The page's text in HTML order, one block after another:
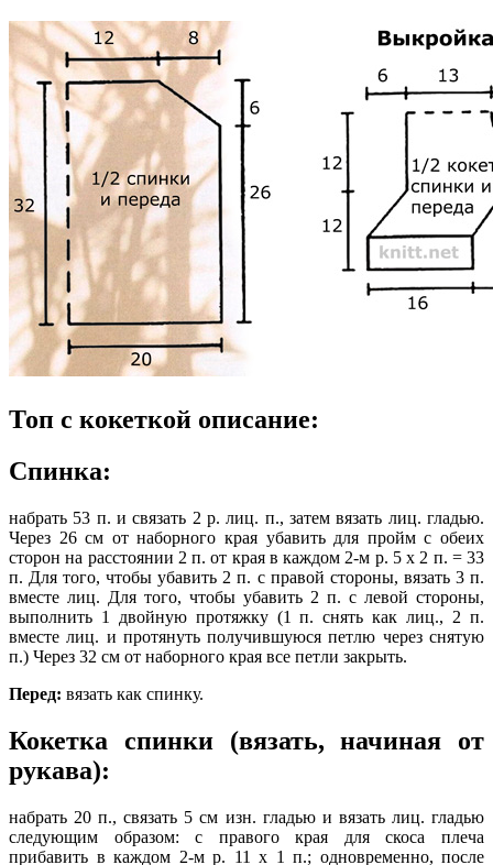
Топ с кокеткой описание:
Спинка:
набрать 53 п. и связать 2 р. лиц. п., затем вязать лиц. гладью.
Через 26 см от наборного края убавить для пройм с обеих
сторон на расстоянии 2 п. от края в каждом 2-м р. 5 х 2 п. = 33
п. Для того, чтобы убавить 2 п. с правой стороны, вязать 3 п.
вместе лиц. Для того, чтобы убавить 2 п. с левой стороны,
выполнить 1 двойную протяжку (1 п. снять как лиц., 2 п.
вместе лиц. и протянуть получившуюся петлю через снятую
п.) Через 32 см от наборного края все петли закрыть.
Перед: вязать как спинку.
Кокетка спинки (вязать, начиная от
рукава):
набрать 20 п., связать 5 см изн. гладью и вязать лиц. гладью
следующим образом: с правого края для скоса плеча
прибавить в каждом 2-м р. 11 х 1 п.; одновременно, после